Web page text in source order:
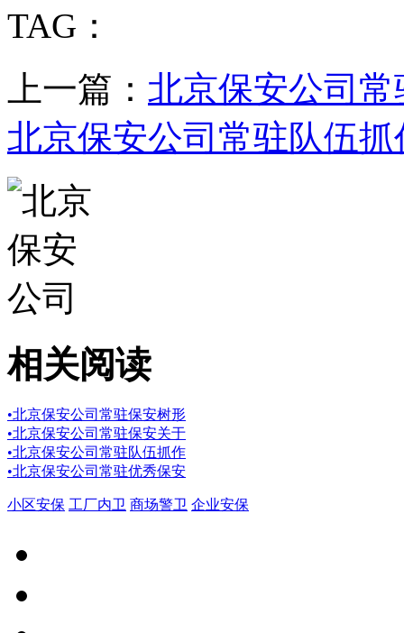
TAG：
上一篇： 北京保安公司
北京保安公司常驻队伍
相关阅读
•北京保安公司常驻保安树形
•北京保安公司常驻保安关于
•北京保安公司常驻队伍抓作
•北京保安公司常驻优秀保安
小区安保 工厂内卫 商场警卫 企业安保